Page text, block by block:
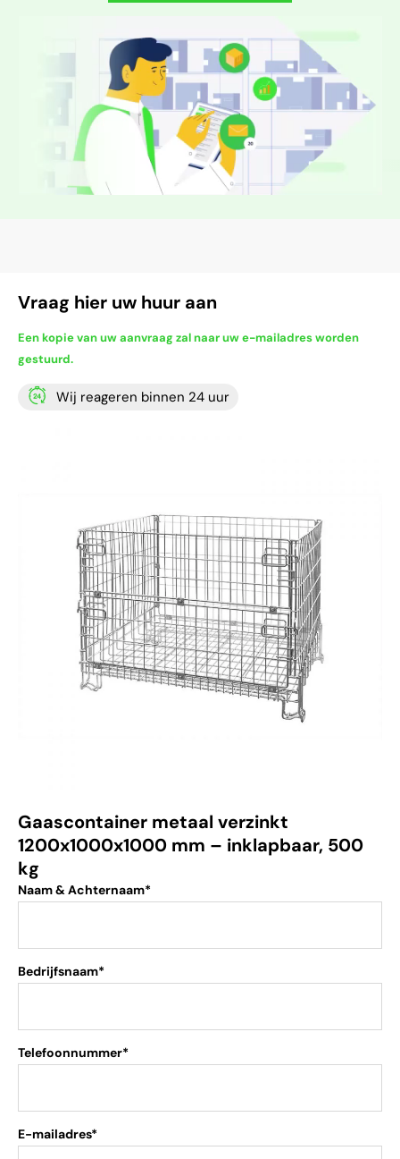
Vraag hier uw huur aan
Een kopie van uw aanvraag zal naar uw e-mailadres worden
gestuurd.
Wij reageren binnen 24 uur
Gaascontainer metaal verzinkt
1200x1000x1000 mm – inklapbaar, 500
kg
Naam & Achternaam*
Bedrijfsnaam*
Telefoonnummer*
E-mailadres*